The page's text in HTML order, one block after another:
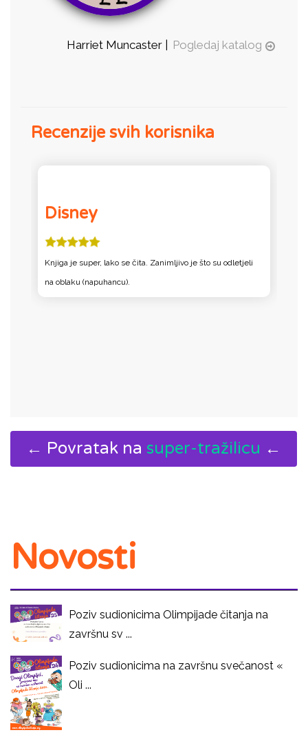
Harriet Muncaster | Pogledaj katalog
Recenzije svih korisnika
Disney
Knjiga je super, lako se čita. Zanimljivo je što su odletjeli
na oblaku (napuhancu).
← Povratak na super-tražilicu ←
Novosti
Poziv sudionicima Olimpijade čitanja na
završnu sv ...
Poziv sudionicima na završnu svečanost «
Oli ...